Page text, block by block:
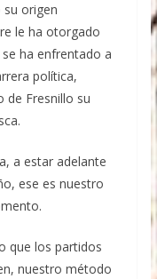
su origen
le ha otorgado
ha enfrentado a
política,
de Fresnillo su
a estar adelante
ese es nuestro
que los partidos
nuestro método